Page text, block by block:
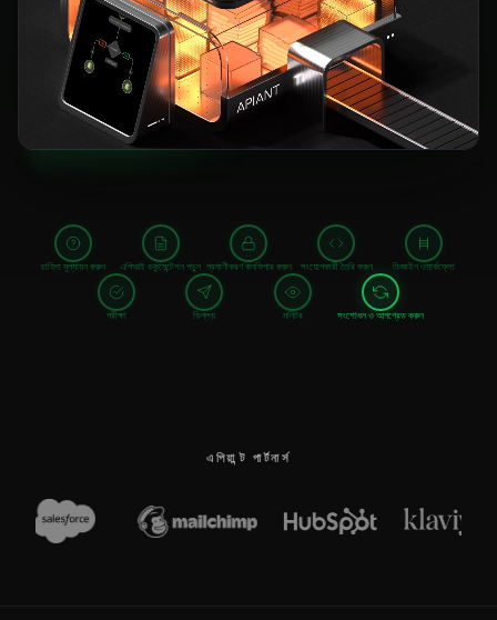
চাহিদা মূল্যায়ন করুন এপিআই ডকুমেন্টেশন পড়ুন প্রমাণীকরণ কনফিগার করুন সংযোগকারী তৈরি করুন ডিজাইন ওয়ার্কফ্লো
পরীক্ষা ডিপ্লয় মনিটর সংশোধন ও আপগ্রেড করুন
এপিয়ান্ট পার্টনার্স